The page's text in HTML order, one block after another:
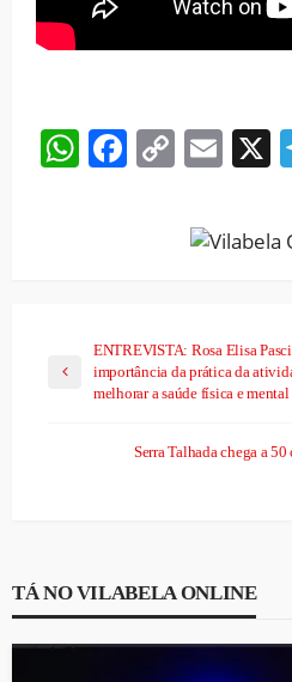
WhatsApp
Copy X
ENTREVISTA: Rosa Elisa
importância da prática da
melhorar a saúde física e mental
Serra Talhada chega a
TÁ NO VILABELA ONLINE